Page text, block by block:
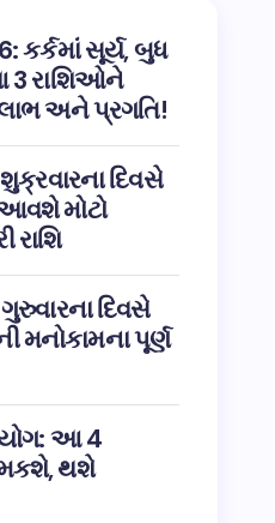
કર્કમાં સૂર્ય, બુધ
રાશિઓને
અને પ્રગતિ!
દિવસે
મોટો
રાશિ
દિવસે
મનોકામના પૂર્ણ
યોગ: આ 4
થશે